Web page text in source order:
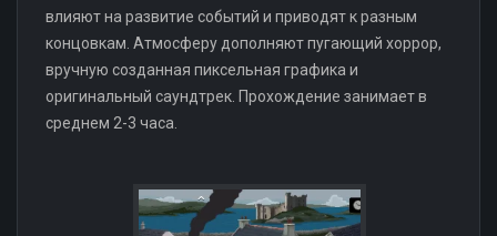
влияют на развитие событий и приводят к разным
концовкам. Атмосферу дополняют пугающий хоррор,
вручную созданная пиксельная графика и
оригинальный саундтрек. Прохождение занимает в
среднем 2-3 часа.